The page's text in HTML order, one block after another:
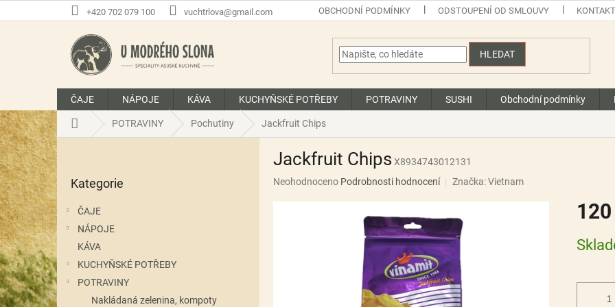
na
+420 702 079 100 vuchtrlova@gmail.com OBCHODNÍ PODMÍNKY ODSTOUPENÍ OD SMLOUVY
HLEDAT
ČAJE NÁPOJE KÁVA KUCHYŇSKÉ POTŘEBY POTRAVINY SUSHI Obchodní podmínky
Domů POTRAVINY Pochutiny Jackfruit Chips
P
o
s
t
a
n
n
í
p
a
kategorie
Kategorie
ČAJE
NÁPOJE
KÁVA
KUCHYŇSKÉ POTŘEBY
POTRAVINY
Nakládaná zelenina, kompoty
Jackfruit Chips X8934743012131
Průměrné
Neohodnoceno Podrobnosti hodnocení Značka:Vietnam
cena: